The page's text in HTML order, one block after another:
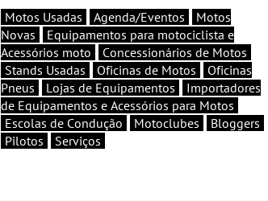
Motos Usadas Agenda/Eventos
Motos
Novas
Equipamentos para motociclista e
Acessórios moto
Concessionários de Motos
Stands Usadas
Oficinas de Motos
Oficinas
Pneus
Lojas de Equipamentos
Importadores
de Equipamentos e Acessórios para Motos
Escolas de Condução
Motoclubes
Bloggers
Pilotos
Serviços